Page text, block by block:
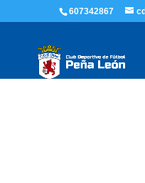
607342867